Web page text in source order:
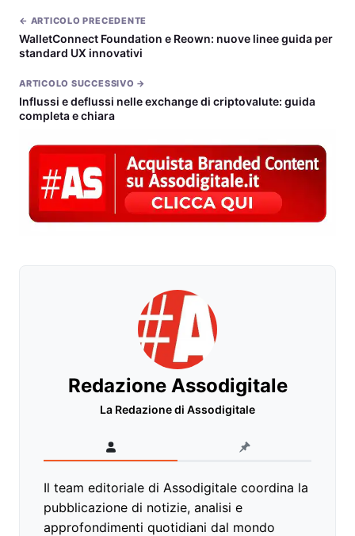
← ARTICOLO PRECEDENTE
WalletConnect Foundation e Reown: nuove linee guida per
standard UX innovativi
ARTICOLO SUCCESSIVO →
Influssi e deflussi nelle exchange di criptovalute: guida
completa e chiara
Redazione Assodigitale
La Redazione di Assodigitale
Il team editoriale di Assodigitale coordina la
pubblicazione di notizie, analisi e
approfondimenti quotidiani dal mondo